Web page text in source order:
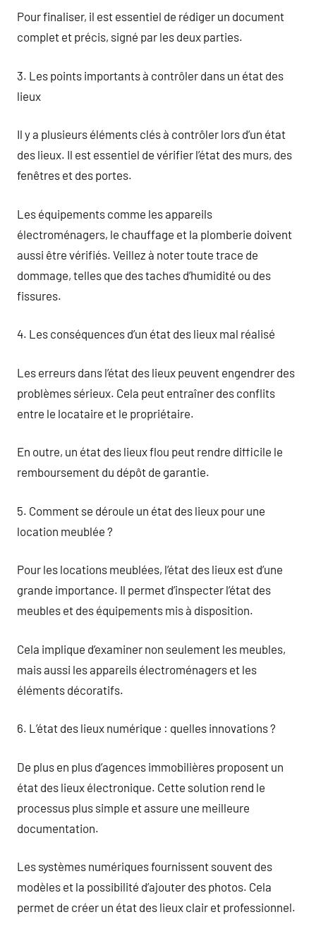
Pour finaliser, il est essentiel de rédiger un document
complet et précis, signé par les deux parties.
3. Les points importants à contrôler dans un état des
lieux
Il y a plusieurs éléments clés à contrôler lors d’un état
des lieux. Il est essentiel de vérifier l’état des murs, des
fenêtres et des portes.
Les équipements comme les appareils
électroménagers, le chauffage et la plomberie doivent
aussi être vérifiés. Veillez à noter toute trace de
dommage, telles que des taches d’humidité ou des
fissures.
4. Les conséquences d’un état des lieux mal réalisé
Les erreurs dans l’état des lieux peuvent engendrer des
problèmes sérieux. Cela peut entraîner des conflits
entre le locataire et le propriétaire.
En outre, un état des lieux flou peut rendre difficile le
remboursement du dépôt de garantie.
5. Comment se déroule un état des lieux pour une
location meublée ?
Pour les locations meublées, l’état des lieux est d’une
grande importance. Il permet d’inspecter l’état des
meubles et des équipements mis à disposition.
Cela implique d’examiner non seulement les meubles,
mais aussi les appareils électroménagers et les
éléments décoratifs.
6. L’état des lieux numérique : quelles innovations ?
De plus en plus d’agences immobilières proposent un
état des lieux électronique. Cette solution rend le
processus plus simple et assure une meilleure
documentation.
Les systèmes numériques fournissent souvent des
modèles et la possibilité d’ajouter des photos. Cela
permet de créer un état des lieux clair et professionnel.